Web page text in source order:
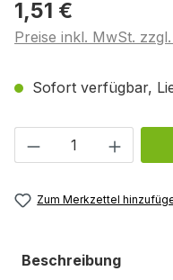
1,51 €
Preise inkl. MwSt.
Sofort verfügbar,
Produkt
Zum Merkzettel
Beschreibung